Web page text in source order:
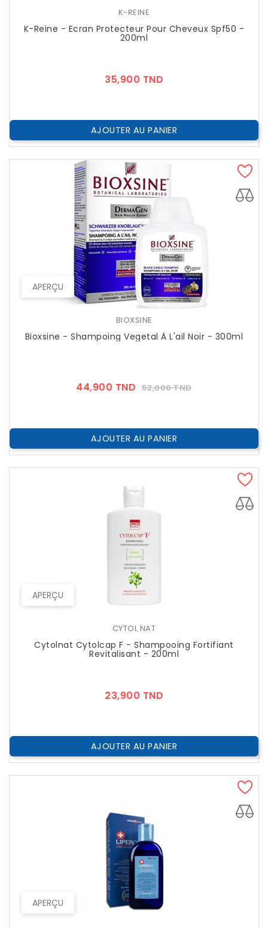
K-REINE
K-Reine - Ecran Protecteur Pour Cheveux Spf50 -
200ml
35,900 TND
AJOUTER AU PANIER
APERÇU
BIOXSINE
Bioxsine - Shampoing Vegetal À L'ail Noir - 300ml
44,900 TND Prix
52,000 TNDPrix
AJOUTER AU PANIER
APERÇU
CYTOL NAT
Cytolnat Cytolcap F - Shampooing Fortifiant
Revitalisant - 200ml
23,900 TND
AJOUTER AU PANIER
APERÇU